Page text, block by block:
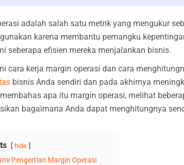
adalah salah satu metrik yang mengukur
karena membantu pemangku
seberapa efisien mereka menjalankan bisnis.
cara kerja margin operasi dan cara
bisnis Anda sendiri dan pada akhirnya
apa itu margin operasi, melihat
bagaimana Anda dapat menghitungnya
hide
Pengertian Margin Operasi